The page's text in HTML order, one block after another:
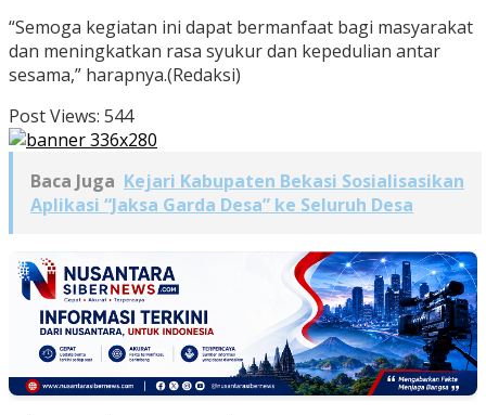
“Semoga kegiatan ini dapat bermanfaat bagi masyarakat
dan meningkatkan rasa syukur dan kepedulian antar
sesama,” harapnya.(Redaksi)
Post Views: 544
Baca Juga Kejari Kabupaten Bekasi Sosialisasikan
Aplikasi “Jaksa Garda Desa” ke Seluruh Desa